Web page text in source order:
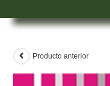
Producto anterior